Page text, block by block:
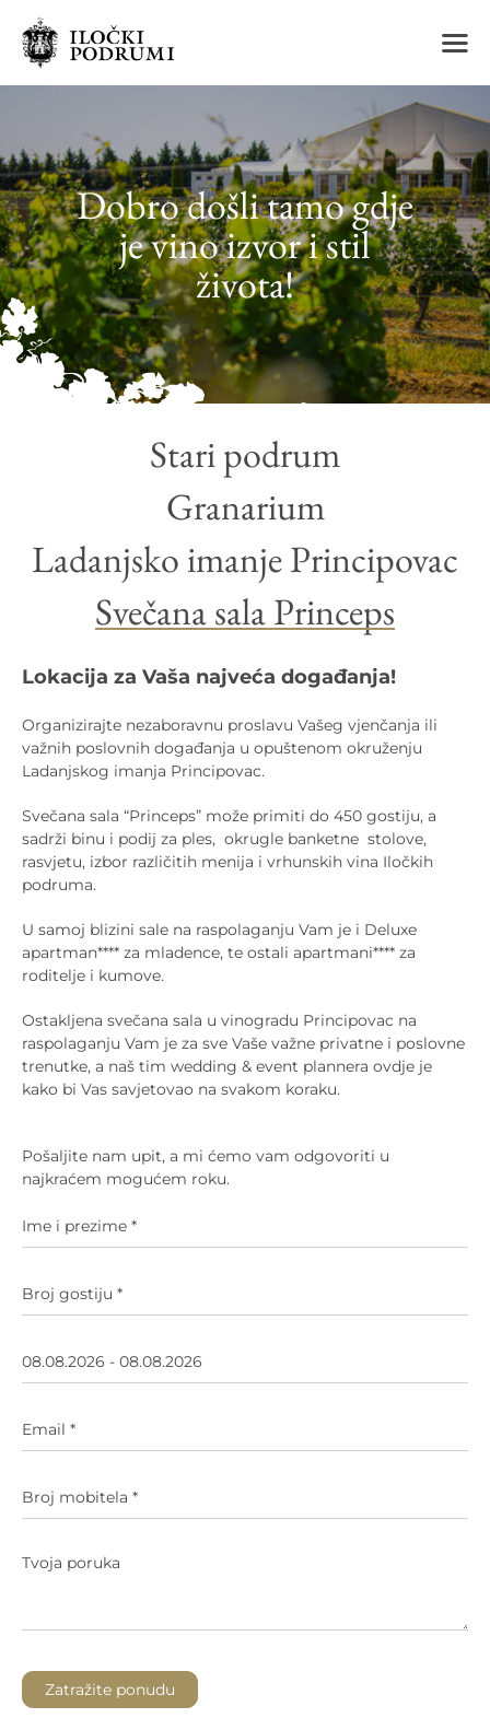
m
Dobro došli tamo gdje
je vino izvor i stil
života!
Stari podrum
Granarium
Ladanjsko imanje Principovac
Svečana sala Princeps
Lokacija za Vaša najveća događanja!
Organizirajte nezaboravnu proslavu Vašeg vjenčanja ili
važnih poslovnih događanja u opuštenom okruženju
Ladanjskog imanja Principovac.
Svečana sala “Princeps” može primiti do 450 gostiju, a
sadrži binu i podij za ples, okrugle banketne stolove,
rasvjetu, izbor različitih menija i vrhunskih vina Iločkih
podruma.
U samoj blizini sale na raspolaganju Vam je i Deluxe
apartman**** za mladence, te ostali apartmani**** za
roditelje i kumove.
Ostakljena svečana sala u vinogradu Principovac na
raspolaganju Vam je za sve Vaše važne privatne i poslovne
trenutke, a naš tim wedding & event plannera ovdje je
kako bi Vas savjetovao na svakom koraku.
Pošaljite nam upit, a mi ćemo vam odgovoriti u
najkraćem mogućem roku.
Zatražite ponudu